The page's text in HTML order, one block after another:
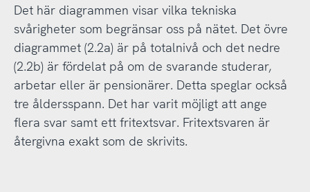
Det här diagrammen visar vilka tekniska
svårigheter som begränsar oss på nätet. Det övre
diagrammet (2.2a) är på totalnivå och det nedre
(2.2b) är fördelat på om de svarande studerar,
arbetar eller är pensionärer. Detta speglar också
tre åldersspann. Det har varit möjligt att ange
flera svar samt ett fritextsvar. Fritextsvaren är
återgivna exakt som de skrivits.